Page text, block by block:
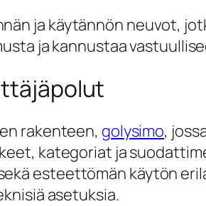
ja käytännön neuvot,
ja kannustaa
rakenteen, golysimo,
kategoriat ja
esteettömän käytön
asetuksia.